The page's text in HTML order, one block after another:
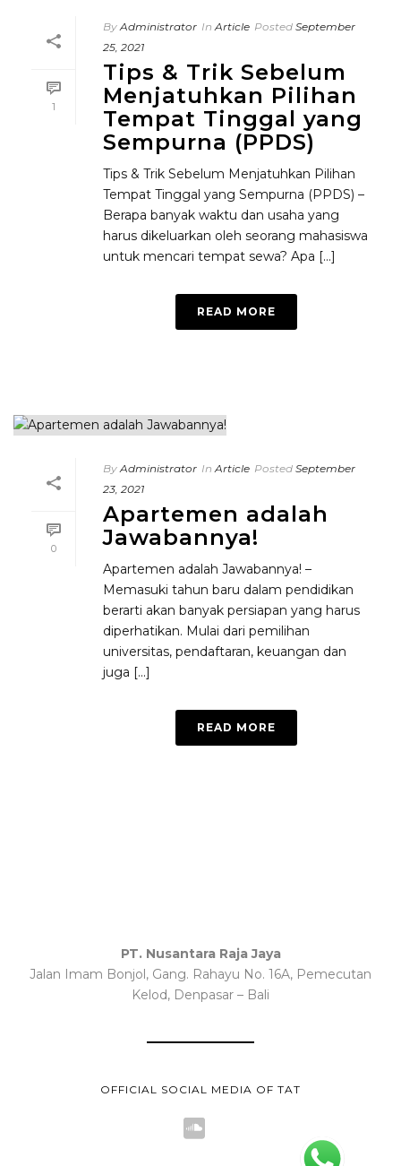
1
By Administrator In Article Posted September
25, 2021
Tips & Trik Sebelum
Menjatuhkan Pilihan
Tempat Tinggal yang
Sempurna (PPDS)
Tips & Trik Sebelum Menjatuhkan Pilihan
Tempat Tinggal yang Sempurna (PPDS) –
Berapa banyak waktu dan usaha yang
harus dikeluarkan oleh seorang mahasiswa
untuk mencari tempat sewa? Apa [...]
READ MORE
0
By Administrator In Article Posted September
23, 2021
Apartemen adalah
Jawabannya!
Apartemen adalah Jawabannya! –
Memasuki tahun baru dalam pendidikan
berarti akan banyak persiapan yang harus
diperhatikan. Mulai dari pemilihan
universitas, pendaftaran, keuangan dan
juga [...]
READ MORE
PT. Nusantara Raja Jaya
Jalan Imam Bonjol, Gang. Rahayu No. 16A, Pemecutan
Kelod, Denpasar – Bali
OFFICIAL SOCIAL MEDIA OF TAT